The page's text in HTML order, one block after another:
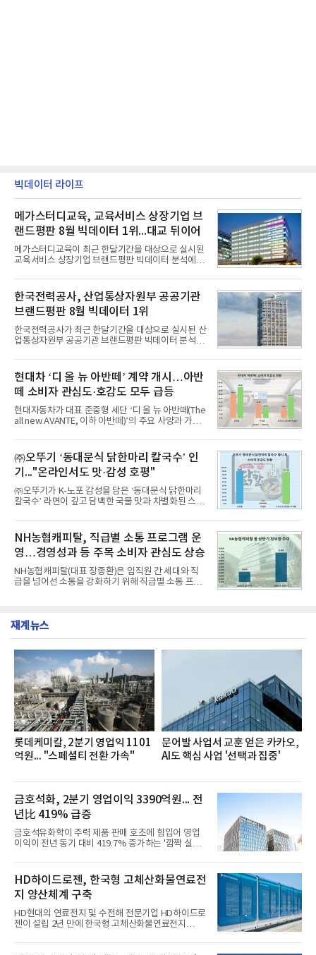
빅데이터 라이프
메가스터디교육, 교육서비스 상장기업 브
랜드평판 8월 빅데이터 1위...대교 뒤이어
메가스터디교육이 최근 한달기간을 대상으로 실시된
교육서비스 상장기업 브랜드평판 빅데이터 분석에서
일 한국기업평판연구소(소장 구창환)는 국내 교육서
비스 상장기업 브랜드를 대상으로 지난 7월 7일부터
8월 7일까지 수집된 소비자 빅데이터 10,074,233건
을 분석한 결과, 메가스터디교육이 브랜드평판지수
1,710,926을 기록하며 8월 1위에 올랐다고 밝혔다.
분석에 활용된 빅데이터는 지난 7월(9,491,206건) 대
비 6.14% 증가한 수치로, 교육서비스 상장기업 브랜
디교육, 대교, 디지
한국전력공사, 산업통상자원부 공공기관
브랜드평판 8월 빅데이터 1위
한국전력공사가 최근 한달기간을 대상으로 실시된 산
업통상자원부 공공기관 브랜드평판 빅데이터 분석에
이 순으로 뒤를 이었다.7일 한국기업평판연구소(소장
구창환)는 산업통상자원부 공공기관 41개 브랜드를
대상으로 지난 7월 7일부터 8월 7일까지 수집된 소비
자 빅데이터 91,102,549건을 분석한 결과, 한국전력
공사가 브랜드평판지수 10,670,633을 기록하며 8월
1위에 올랐다고 밝혔다. 분석에 활용된 빅데이터는 지
난 7월(88,893,823건) 대비 2.48% 증가한 수치다.연
수력원자력, 한국석
현대차 ‘디 올 뉴 아반떼’ 계약 개시…아반
떼 소비자 관심도·호감도 모두 급등
현대자동차가 대표 준중형 세단 ‘디 올 뉴 아반떼(The
all new AVANTE, 이하 아반떼)’의 주요 사양과 가격
떼는 6년 만에 선보이는 8세대 완전변경 모델로, ▲정
교한 선과 면을 중심으로 완성한 파격적인 디자인 ▲
과거 중형 세단 수준으로 확대된 차체 제원 ▲글로벌
최고 수준의 안전성 ▲성능과 효율을 동시에 높인 주
행 완성도 ▲첨단 편의 및 디지털 사양 적용 등을 통해
글로벌 준중형 세단의 새로운 기준을 세웠다.아반떼
는 가솔린 2.0과 1.6 하이브리드 두 가지 파워트레인
넘
㈜오뚜기 ‘동대문식 닭한마리 칼국수’ 인
기..."온라인서도 맛·감성 호평"
㈜오뚜기가 K-노포 감성을 담은 ‘동대문식 닭한마리
칼국수’ 라면이 깊고 담백한 국물 맛과 차별화된 스토
혔다.‘동대문식 닭한마리 칼국수’는 예상을 뛰어넘는
소비자 호응에 힘입어 지난 7월 13일 첫 선을 보인 지
단 18일 만에 누적 판매량 50만 개를 돌파하는 성과를
거두었다.이번 신제품은 개발진이 전국의 닭한마리
전문점을 직접 찾아 다니며 최적의 육수 비율을 완성
했다. 자극적이지 않으면서도 깊은 닭육수에 마늘의
개운한 풍미를 더했으며, 국물이 잘 배어들면서도 쫄
서도
NH농협캐피탈, 직급별 소통 프로그램 운
영…경영성과 등 주목 소비자 관심도 상승
NH농협캐피탈(대표 장종환)은 임직원 간 세대와 직
급을 넘어선 소통을 강화하기 위해 직급별 소통 프로
영지원부 홍보팀과 2026년 새로이(e)＊가 공동 주관
쳐 진행됐다.참고로 새로이(e)는 NH농협캐피탈 MZ
세대들로(과장~계장) 구성된 자율 참여조직으로, 조
직문화 혁신과 업무 효율성 향상을 위한 다양한 활동
을 추진하며,새로운 변화와 이로운 영향력을 조직전
반에 전파하는 역할
재계뉴스
롯데케미칼, 2분기 영업익 1101
억원... "스페셜티 전환 가속"
문어발 사업서 교훈 얻은 카카오,
AI도 핵심 사업 '선택과 집중'
금호석화, 2분기 영업이익 3390억원... 전
년比 419% 급증
금호석유화학이 주력 제품 판매 호조에 힘입어 영업
이익이 전년 동기 대비 419.7% 증가하는 '깜짝 실
업이익이 3390억원으로 지난해 동기보다 419.7% 증
가한 것으로 잠정 집계됐다고 7일 공시했다.매출은 2
조2682억원으로 지난해 동기 대비 27.9% 증가했다.
순이익은 3004억원으로 420.4% 늘었다.이번 호실적
은 주력 제품인 NB라텍스와 합성수지 판매 호조가 견
인한 것으로 풀이된다. 미국의 중국산 의료용 고무장
갑 관세 인상 이후 동남아 장갑업체의 가동률이 높아
HD하이드로젠, 한국형 고체산화물연료전
지 양산체계 구축
HD현대의 연료전지 및 수전해 전문기업 HD하이드로
젠이 설립 2년 만에 한국형 고체산화물연료전지
본격적인 시장 공략에 나선다.HD하이드로젠은 최근